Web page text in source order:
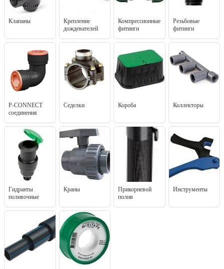
Клапаны
Крепление
дождевателей
Компрессионные
фитинги
Резьбовые
фитинги
P-CONNECT
соединения
Седелки Короба Коллекторы
Гидранты
поливочные
Краны
Прикорневой
полив
Инструменты